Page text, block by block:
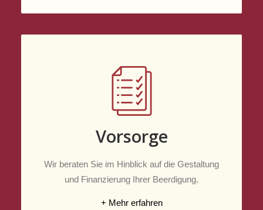
Vorsorge
Wir beraten Sie im Hinblick auf die Gestaltung
und Finanzierung Ihrer Beerdigung.
+ Mehr erfahren